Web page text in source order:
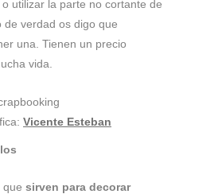
utilizar la parte no cortante de
de verdad os digo que
una. Tienen un precio
vida.
Vicente Esteban
que sirven para decorar